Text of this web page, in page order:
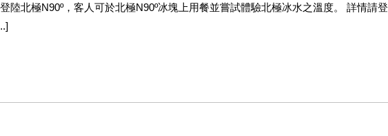
陸北極N90º，客人可於北極N90º冰塊上用餐並嘗試體驗北極冰水之溫度。 詳情請登